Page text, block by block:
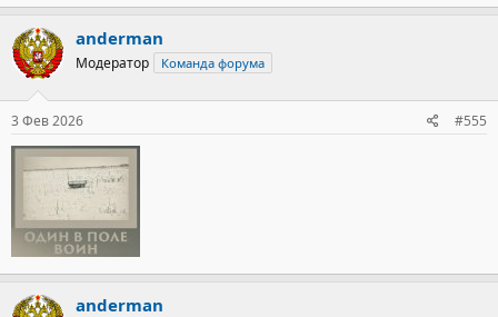
anderman
Модератор Команда форума
3 Фев 2026 #555
anderman